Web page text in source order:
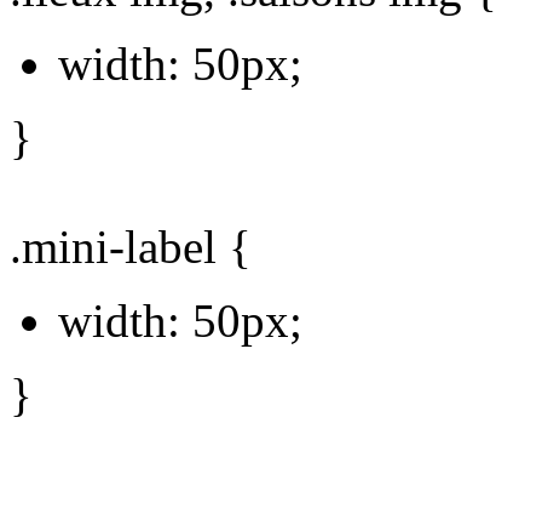
width: 50px;
}
.mini-label {
width: 50px;
}